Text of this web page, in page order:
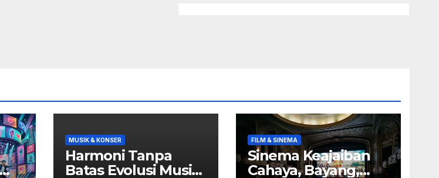
MUSIK & KONSER
Harmoni Tanpa
Batas Evolusi Musik
FILM & SINEMA
Sinema Keajaiban
Cahaya, Bayang,